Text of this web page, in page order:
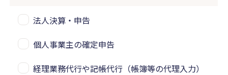
法人決算・申告
個人事業主の確定申告
経理業務代行や記帳代行（帳簿等の代理入力）